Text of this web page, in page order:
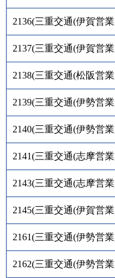
2136(三重交通(伊賀営
2137(三重交通(伊賀営
2138(三重交通(松阪営
2139(三重交通(伊勢営
2140(三重交通(伊勢営
2141(三重交通(志摩営
2143(三重交通(志摩営
2145(三重交通(伊賀営
2161(三重交通(伊勢営
2162(三重交通(伊勢営